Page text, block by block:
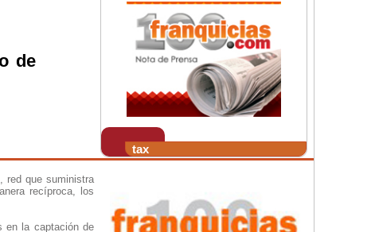
tax
de
red que suministra
recíproca, los
en la captación de